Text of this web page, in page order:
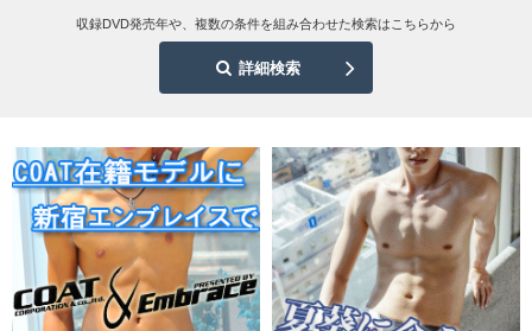
収録DVD発売年や、複数の条件を組み合わせた検索はこちらから
詳細検索